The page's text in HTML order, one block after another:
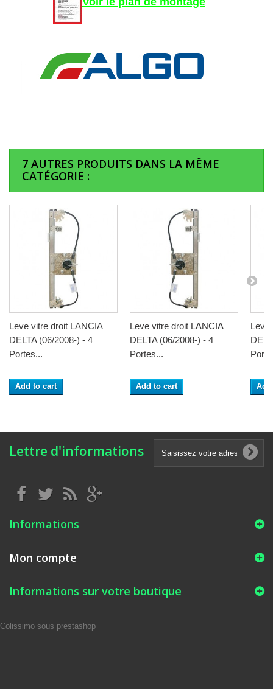
7 AUTRES PRODUITS DANS LA MÊME
CATÉGORIE :
Leve vitre droit LANCIA
DELTA (06/2008-) - 4
Portes...
Add to cart
Leve vitre droit LANCIA
DELTA (06/2008-) - 4
Portes...
Add to cart
Leve
Lettre d'informations
Informations
Mon compte
Informations sur votre boutique
Colissimo sous prestashop